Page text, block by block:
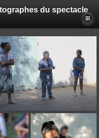
du spectacle